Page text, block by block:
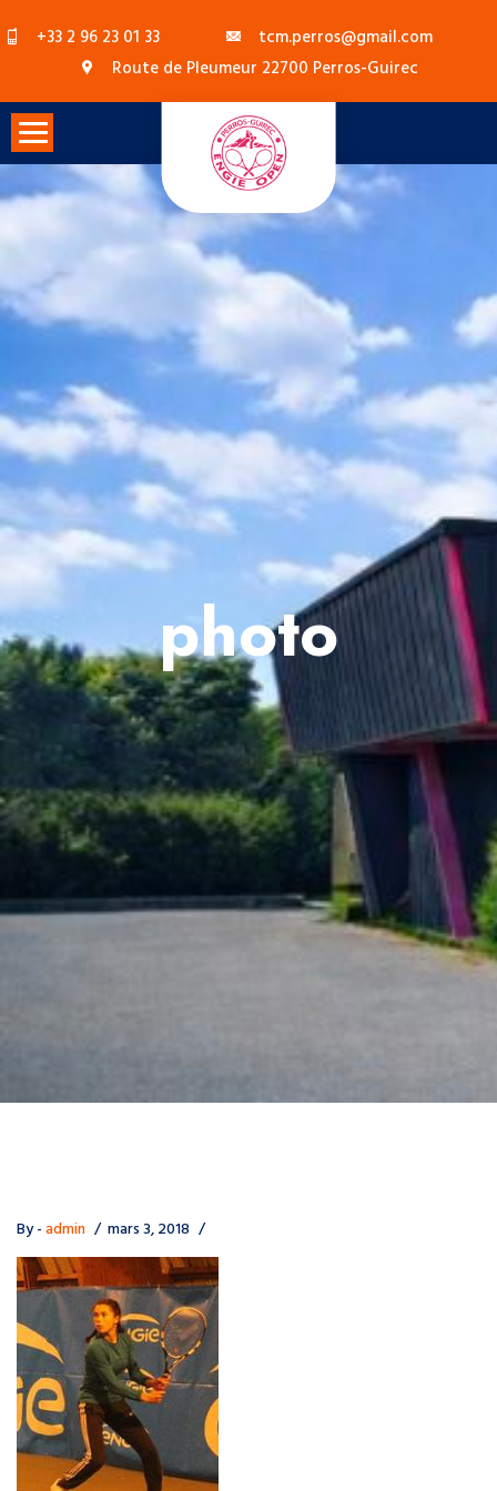
to
+33 2 96 23 01 33
tcm.perros@gmail.com
Route de Pleumeur 22700 Perros-Guirec
photo
By -admin mars 3, 2018